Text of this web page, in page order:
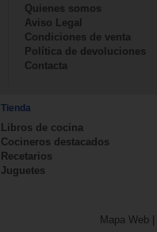
Quienes somos
Aviso Legal
Condiciones de venta
Política de devoluciones
Contacta
Tienda
Libros de cocina
Cocineros destacados
Recetarios
Juguetes
Mapa Web